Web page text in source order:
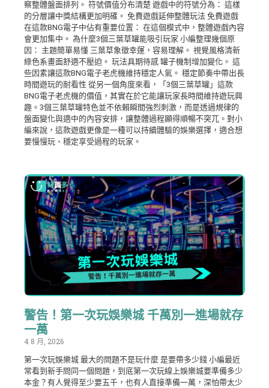
察整體盤面排列。 符號價值分布清楚 遊戲中的符號分為： 這樣
的分層讓中獎結構更加明確。 免費遊戲延伸整體玩法 免費遊戲
在這款BNG電子中佔有重要位置： 在這個模式中，整體遊戲內容
會更加集中。 為什麼3個三葉草罐能吸引玩家 小編整理幾個原
因： 主題簡單易懂 三葉草象徵幸運，容易理解。 視覺風格清新
綠色系畫面舒適不壓迫。 玩法具期待感 罐子機制增加變化。 這
些因素讓這款BNG電子老虎機維持穩定人氣。 穩定節奏中帶出長
時間遊玩的耐看性 從另一個角度來看，「3個三葉草罐」這款
BNG電子老虎機的價值，其實在於它能讓玩家長時間維持遊玩興
趣。3個三葉草罐特色並不依賴瞬間強烈刺激，而是透過規律的
盤面變化與適中的內容安排，讓整體過程顯得順暢不突兀。對小
編來說，這款遊戲更像是一種可以持續體驗的娛樂選擇，適合想
要慢慢玩、穩定享受過程的玩家。
警告！第一次玩娛樂城 千萬別一進場就存
一萬
4 8 月, 2026
第一次玩娛樂城 最大的問題不是玩什麼 是要帶多少錢 小編最近
常看到新手問同一個問題，到底第一次玩線上娛樂城要準備多少
本金？有人覺得至少要五千，也有人直接準備一萬，深怕帶太少